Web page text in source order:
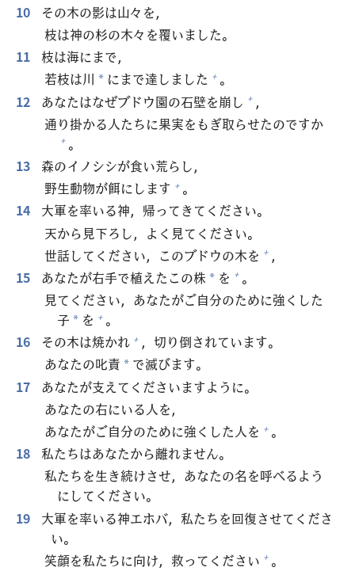
10
その木の影は山々 を，
枝は神の杉の木々 を覆いました。
11 枝は海にまで，
若枝は川 * にまで達しました + 。
12
あなたはなぜブドウ園の石壁を崩し + ，
通り掛かる 人たちに果実をもぎ取らせたのですか
+ 。
13
森のイノシシが食い荒らし，
野生動物が餌にします + 。
14
大軍を率いる神， 帰ってきてください。
天から 見下ろし，よく 見てください。
世話してください，このブドウの木を + ，
15
あなたが右手で植えたこの株 * を + 。
見てください，あなたがご自分のために強くした
子 * を + 。
16
その木は焼かれ + ， 切り倒されています。
あなたの叱責 * で滅びます。
17
あなたが支えてくださいますように。
あなたの右にいる人を，
あなたがご自分のために強くした人を + 。
18
私たちはあなたから離れません。
私たちを生き続けさせ，あなたの名を呼べるよう
にしてください。
19
大軍を率いる神エホバ， 私たちを回復させてくださ
い。
笑顔を私たちに向け， 救ってください + 。